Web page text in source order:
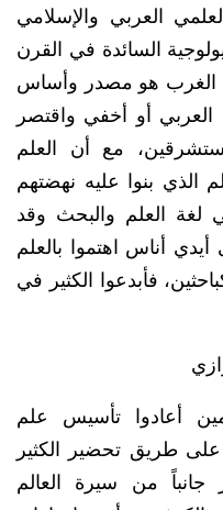
العربي والإسلامي
السائدة في القرن
الغرب هو مصدر وأساس
العربي أو أخفي واقتصر
مع أن العلم
الذي بنوا عليه نهضتهم
لغة العلم والبحث وقد
أناس اهتموا بالعلم
فأبدعوا الكثير في
أعادوا تأسيس علم
على طريق تحضير الكثير
جانباً من سيرة العالم